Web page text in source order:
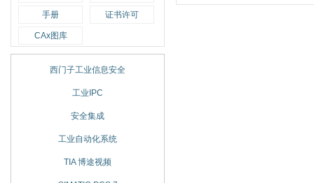
手册 证书许可
CAx图库
西门子工业信息安全
工业IPC
安全集成
工业自动化系统
TIA 博途视频